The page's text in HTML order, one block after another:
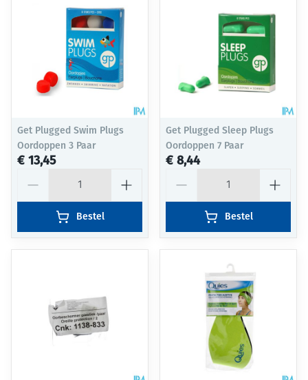
Get Plugged Swim Plugs
Oordoppen 3 Paar
€ 13,45
Bestel
Get Plugged Sleep Plugs
Oordoppen 7 Paar
€ 8,44
Bestel